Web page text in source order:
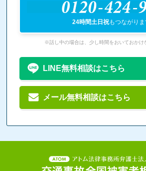
0120-424-
24時間土日祝もつながり
※話し中の場合は、少し時間をおいておかけ
LINE無料相談はこちら
メール無料相談はこちら